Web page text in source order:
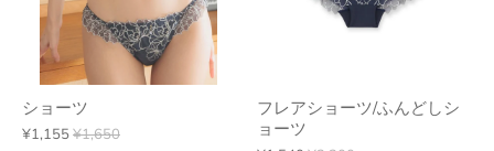
ショーツ
¥1,155¥1,650
フレアショーツ/ふんどしシ
ョーツ